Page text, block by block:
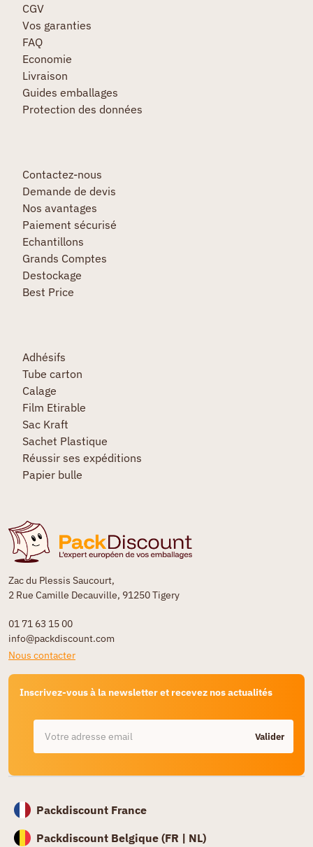
Zac du Plessis Saucourt,
2 Rue Camille Decauville, 91250 Tigery
01 71 63 15 00
info@packdiscount.com
Nous contacter
Inscrivez-vous à la newsletter et recevez nos actualités
Valider
CGV
Vos garanties
FAQ
Economie
Livraison
Guides emballages
Protection des données
Contactez-nous
Demande de devis
Nos avantages
Paiement sécurisé
Echantillons
Grands Comptes
Destockage
Best Price
Adhésifs
Tube carton
Calage
Film Etirable
Sac Kraft
Sachet Plastique
Réussir ses expéditions
Papier bulle
Packdiscount France
Packdiscount Belgique (FR | NL)